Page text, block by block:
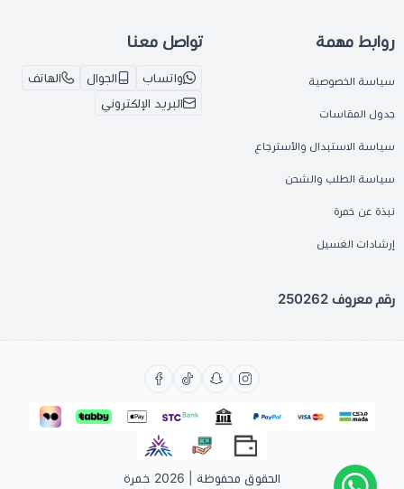
روابط مهمة
سياسة الخصوصية
جدول المقاسات
سياسة الاستبدال والأسترجاع
سياسة الطلب والشحن
نبذة عن خمرة
إرشادات الغسيل
تواصل معنا
واتساب الجوال
الهاتف
البريد الإلكتروني
رقم معروف 250262
الحقوق محفوظة | 2026 خمرة